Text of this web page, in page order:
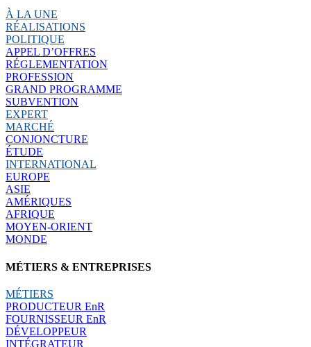
À LA UNE
RÉALISATIONS
POLITIQUE
APPEL D’OFFRES
RÉGLEMENTATION
PROFESSION
GRAND PROGRAMME
SUBVENTION
EXPERT
MARCHÉ
CONJONCTURE
ÉTUDE
INTERNATIONAL
EUROPE
ASIE
AMÉRIQUES
AFRIQUE
MOYEN-ORIENT
MONDE
MÉTIERS & ENTREPRISES
MÉTIERS
PRODUCTEUR EnR
FOURNISSEUR EnR
DÉVELOPPEUR
INTÉGRATEUR